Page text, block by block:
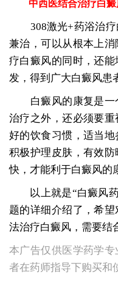
中西医结合治疗白癜
308激光+药浴治疗
兼治，可以从根本上
疗白癜风的同时，还
发，得到广大白癜风患
白癜风的康复是一
治疗之外，还必须要
好的饮食习惯，适当地
积极护理皮肤，有效
快，才能利于白癜风的
以上就是“白癜风药
题的详细介绍了，希
法治疗白癜风，需要结
本广告仅供医学药学
者在药师指导下购买和